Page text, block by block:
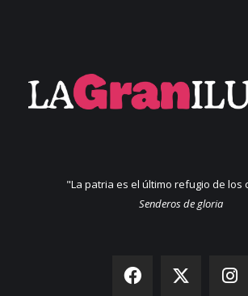
"La patria es el último refugio de los
Senderos de gloria